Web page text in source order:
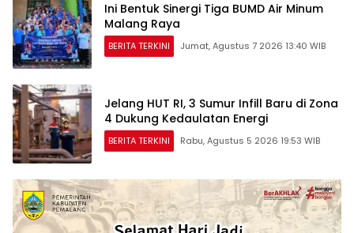
Ini Bentuk Sinergi Tiga BUMD Air Minum
Malang Raya
BERITA TERKINI Jumat, Agustus 7 2026 13:40 WIB
Jelang HUT RI, 3 Sumur Infill Baru di Zona
4 Dukung Kedaulatan Energi
BERITA TERKINI Rabu, Agustus 5 2026 19:53 WIB